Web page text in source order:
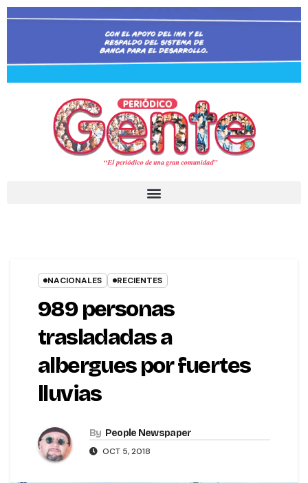
NACIONALES RECIENTES
989 personas
trasladadas a
albergues por fuertes
lluvias
By People Newspaper
OCT 5, 2018